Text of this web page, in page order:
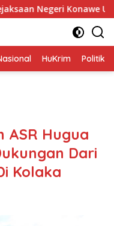
Negeri Konawe Usut
HuKrim Politik
ASR Hugua
Dari
Kolaka